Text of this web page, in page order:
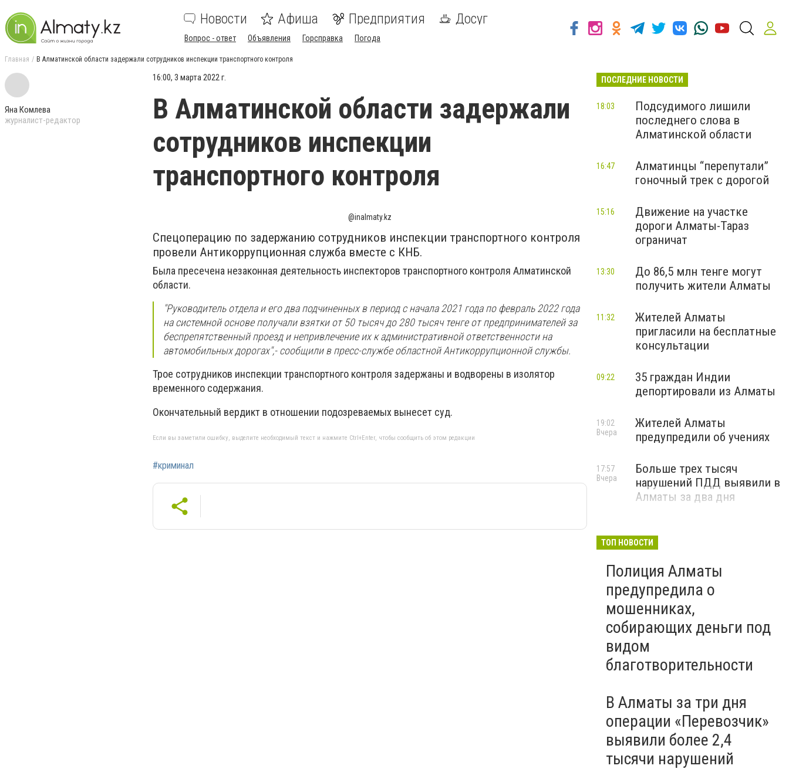
Новости Афиша Предприятия Досуг
Вопрос - ответ Объявления Горсправка Погода
Главная В Алматинской области задержали сотрудников инспекции транспортного контроля
Яна Комлева
журналист-редактор
16:00, 3 марта 2022 г.
В Алматинской области задержали
сотрудников инспекции
транспортного контроля
@inalmaty.kz
Спецоперацию по задержанию сотрудников инспекции транспортного контроля
провели Антикоррупционная служба вместе с КНБ.
Была пресечена незаконная деятельность инспекторов транспортного контроля Алматинской
области.
"Руководитель отдела и его два подчиненных в период с начала 2021 года по февраль 2022 года
на системной основе получали взятки от 50 тысяч до 280 тысяч тенге от предпринимателей за
беспрепятственный проезд и непривлечение их к административной ответственности на
автомобильных дорогах",- сообщили в пресс-службе областной Антикоррупционной службы.
Трое сотрудников инспекции транспортного контроля задержаны и водворены в изолятор
временного содержания.
Окончательный вердикт в отношении подозреваемых вынесет суд.
Если вы заметили ошибку, выделите необходимый текст и нажмите Ctrl+Enter, чтобы сообщить об этом редакции
#криминал
ПОСЛЕДНИЕ НОВОСТИ
Подсудимого лишили
последнего слова в
Алматинской области
18:03
Алматинцы “перепутали”
гоночный трек с дорогой
16:47
Движение на участке
дороги Алматы-Тараз
ограничат
15:16
До 86,5 млн тенге могут
получить жители Алматы
13:30
Жителей Алматы
пригласили на бесплатные
консультации
11:32
35 граждан Индии
депортировали из Алматы
09:22
Жителей Алматы
предупредили об учениях
19:02
Вчера
Больше трех тысяч
нарушений ПДД выявили в
Алматы за два дня
17:57
Вчера
ТОП НОВОСТИ
Полиция Алматы
предупредила о
мошенниках,
собирающих деньги под
видом
благотворительности
В Алматы за три дня
операции «Перевозчик»
выявили более 2,4
тысячи нарушений